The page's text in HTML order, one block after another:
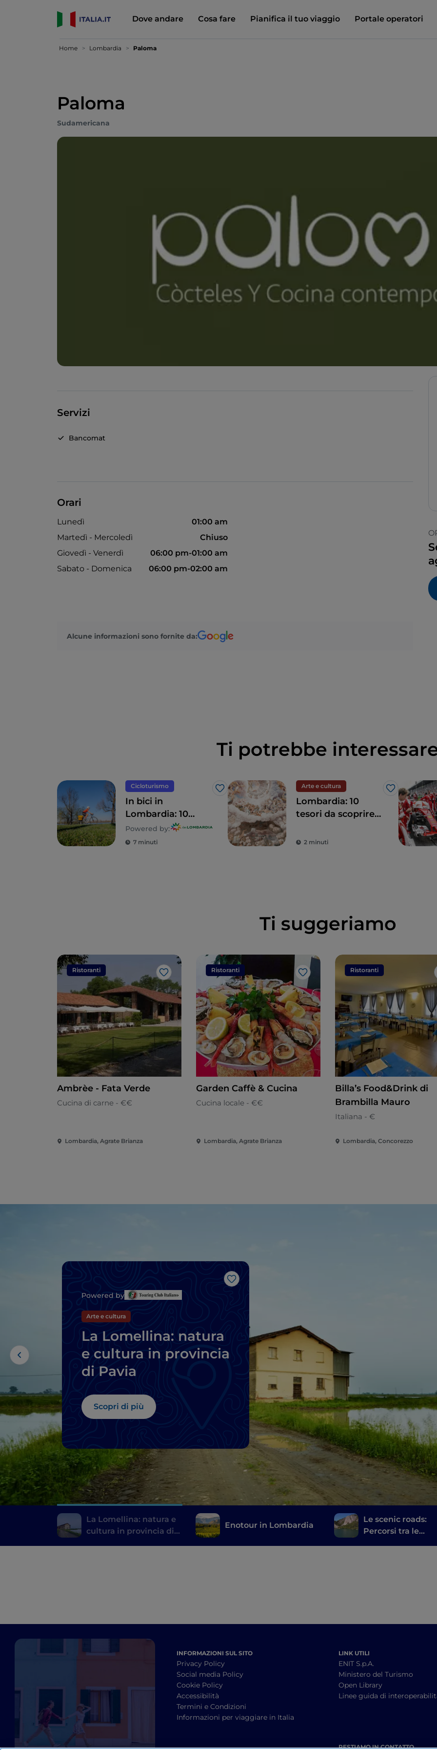
Dove andare Cosa fare Pianifica il tuo viaggio Portale operatori
Home Lombardia Paloma
Paloma
Sudamericana
Servizi
Bancomat
Orari
Lunedì
01:00 am
Martedì - Mercoledì
Chiuso
Giovedì - Venerdì
06:00 pm-01:00 am
Sabato - Domenica
06:00 pm-02:00 am
Alcune informazioni sono fornite da:
Ti potrebbe
Cicloturismo
Like
In bici in
Lombardia: 10
itinerari in famiglia
Powered by:
7 minuti
Arte e cultura
Like
Lombardia: 10
tesori da scoprire
dintorni
2 minuti
Ti suggeriamo
Ristoranti
Like
Ambrèe - Fata Verde
Cucina di carne - €€
Lombardia, Agrate Brianza
Ristoranti
Like
Garden Caffè & Cucina
Cucina locale - €€
Lombardia, Agrate Brianza
Ristoranti
Billa’s Food&Drink di
Brambilla Mauro
Italiana - €
Lombardia, Concorezzo
Like
Powered by
Arte e cultura
La Lomellina: natura
e cultura in provincia
di Pavia
Scopri di più
La Lomellina: natura e
cultura in provincia di
Enotour in Lombardia
Le scenic roads:
Percorsi tra le
INFORMAZIONI SUL SITO
Privacy Policy
Social media Policy
Cookie Policy
Accessibilità
Termini e Condizioni
Informazioni per viaggiare in Italia
LINK UTILI
ENIT S.p.A.
Ministero del Turismo
Open Library
Linee guida di
RESTIAMO IN CONTATTO